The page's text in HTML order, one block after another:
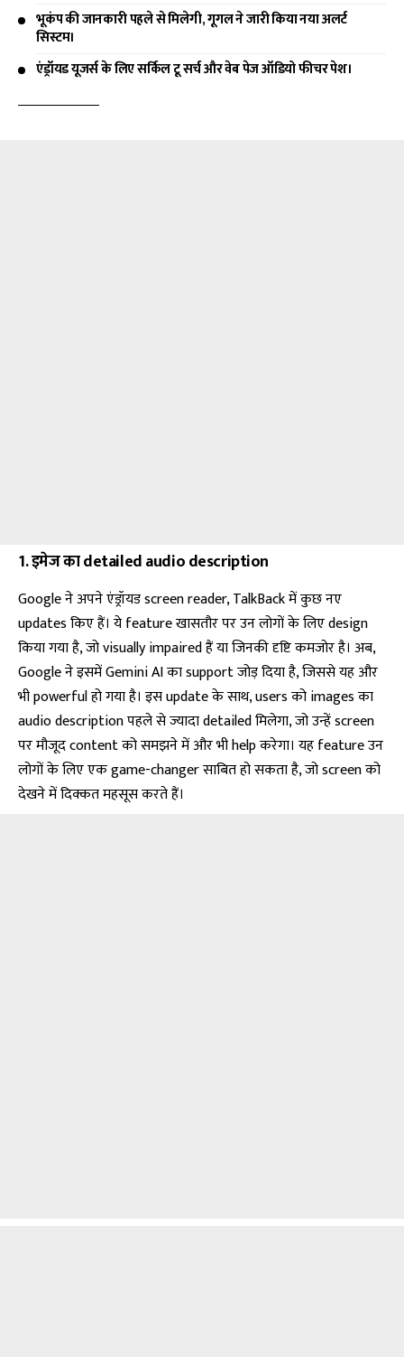
भूकंप की जानकारी पहले से मिलेगी, गूगल ने जारी किया नया अलर्ट
सिस्टम।
एंड्रॉयड यूजर्स के लिए सर्किल टू सर्च और वेब पेज ऑडियो फीचर पेश।
1. इमेज का detailed audio description
Google ने अपने एंड्रॉयड screen reader, TalkBack में कुछ नए
updates किए हैं। ये feature खासतौर पर उन लोगों के लिए design
किया गया है, जो visually impaired हैं या जिनकी दृष्टि कमजोर है। अब,
Google ने इसमें Gemini AI का support जोड़ दिया है, जिससे यह और
भी powerful हो गया है। इस update के साथ, users को images का
audio description पहले से ज्यादा detailed मिलेगा, जो उन्हें screen
पर मौजूद content को समझने में और भी help करेगा। यह feature उन
लोगों के लिए एक game-changer साबित हो सकता है, जो screen को
देखने में दिक्कत महसूस करते हैं।